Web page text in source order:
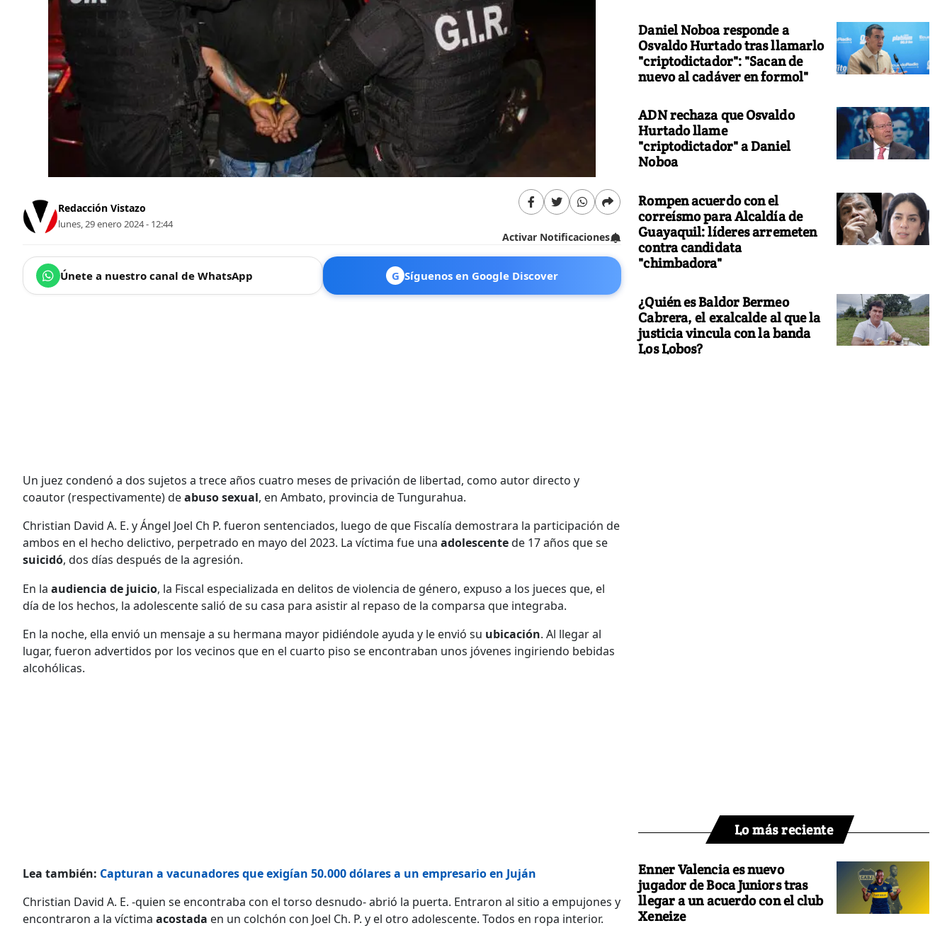
Redacción Vistazo
lunes, 29 enero 2024 - 12:44
Activar Notificaciones
Únete a nuestro canal de WhatsApp G Síguenos en Google Discover
Un juez condenó a dos sujetos a trece años cuatro meses de privación de libertad, como autor directo y
coautor (respectivamente) deabuso sexual, en Ambato, provincia de Tungurahua.
Christian David A. E. y Ángel Joel Ch P. fueron sentenciados, luego de que Fiscalía demostrara la participación de
ambos en el hecho delictivo, perpetrado en mayo del 2023. La víctima fue una adolescentede 17 años que se
suicidó, dos días después de la agresión.
En la audiencia de juicio, la Fiscal especializada en delitos de violencia de género, expuso a los jueces que, el
día de los hechos, la adolescente salió de su casa para asistir al repaso de la comparsa que integraba.
En la noche, ella envió un mensaje a su hermana mayor pidiéndole ayuda y le envió su ubicación. Al llegar al
lugar, fueron advertidos por los vecinos que en el cuarto piso se encontraban unos jóvenes ingiriendo bebidas
alcohólicas.
Lea también: Capturan a vacunadores que exigían 50.000 dólares a un empresario en Juján
Christian David A. E. -quien se encontraba con el torso desnudo- abrió la puerta. Entraron al sitio a empujones y
encontraron a la víctima acostada en un colchón con Joel Ch. P. y el otro adolescente. Todos en ropa interior.
Daniel Noboa responde a
Osvaldo Hurtado tras llamarlo
"criptodictador": "Sacan de
nuevo al cadáver en formol"
ADN rechaza que Osvaldo
Hurtado llame
"criptodictador" a Daniel
Noboa
Rompen acuerdo con el
correísmo para Alcaldía de
Guayaquil: líderes arremeten
contra candidata
"chimbadora"
¿Quién es Baldor Bermeo
Cabrera, el exalcalde al que la
justicia vincula con la banda
Los Lobos?
Lo más reciente
Enner Valencia es nuevo
jugador de Boca Juniors tras
llegar a un acuerdo con el club
Xeneize